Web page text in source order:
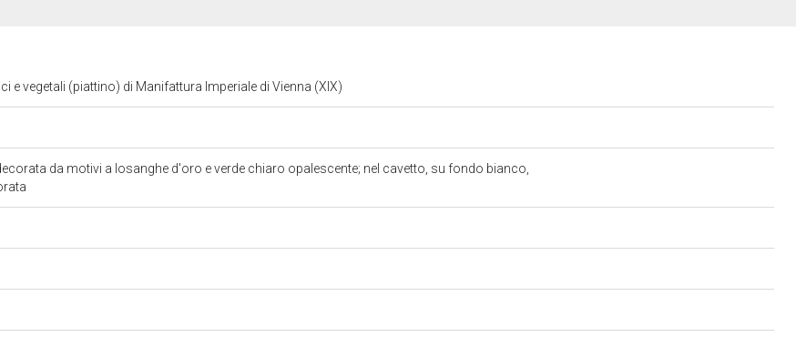
e vegetali (piattino) di Manifattura Imperiale di Vienna (XIX)
da motivi a losanghe d'oro e verde chiaro opalescente; nel cavetto, su fondo bianco,